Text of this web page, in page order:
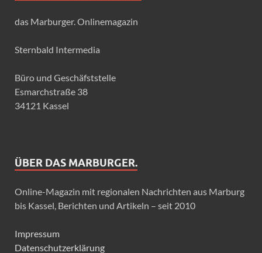
das Marburger. Onlinemagazin
Sternbald Intermedia
Büro und Geschäfststelle
Esmarchstraße 38
34121 Kassel
ÜBER DAS MARBURGER.
Online-Magazin mit regionalen Nachrichten aus Marburg
bis Kassel, Berichten und Artikeln – seit 2010
Impressum
Datenschutzerklärung